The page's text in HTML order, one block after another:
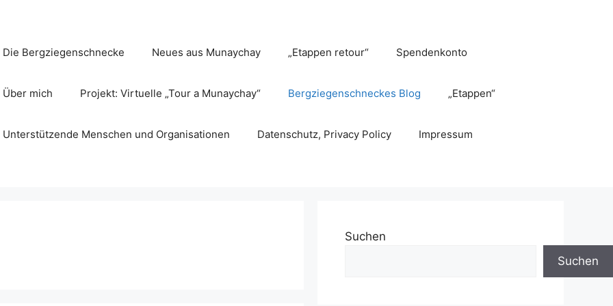
Die Bergziegenschnecke Neues aus Munaychay „Etappen retour“ Spendenkonto
Über mich Projekt: Virtuelle „Tour a Munaychay“ Bergziegenschneckes Blog „Etappen“
Unterstützende Menschen und Organisationen Datenschutz, Privacy Policy Impressum
Suchen
Suchen